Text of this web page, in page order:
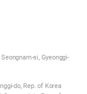
si, Gyeonggi-
do, Rep. of Korea